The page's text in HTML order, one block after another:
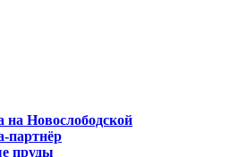
Новослободской
партнёр
пруды